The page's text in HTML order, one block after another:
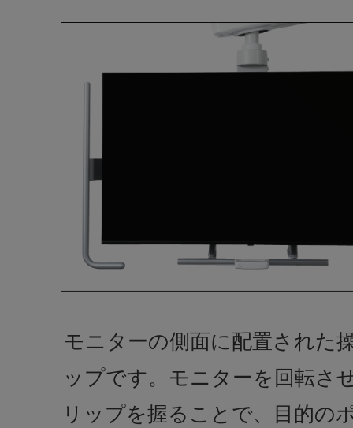
モニターの側面に配置された
ップです。モニターを回転さ
リップを握ることで、目的の